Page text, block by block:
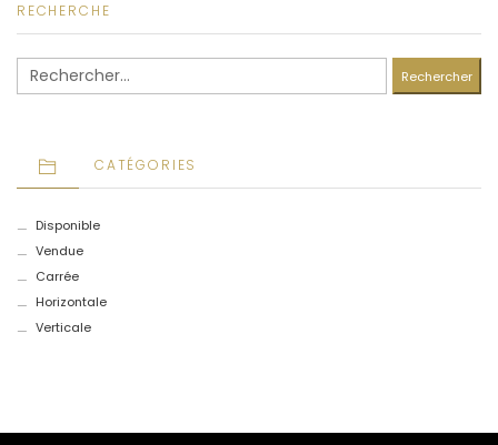
RECHERCHE
Rechercher :
CATÉGORIES
Disponible
Vendue
Carrée
Horizontale
Verticale